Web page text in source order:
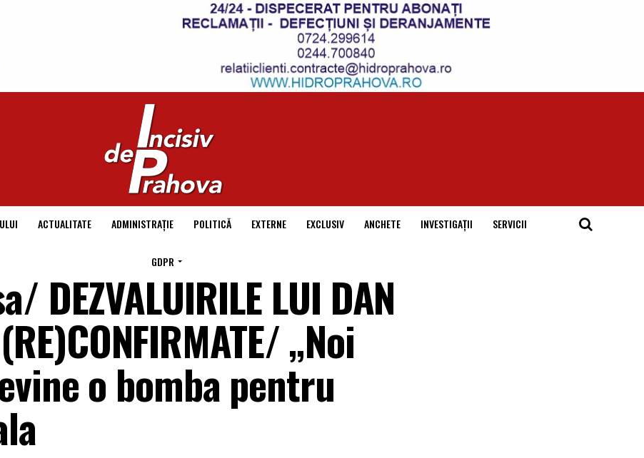
ACTUALITATE ADMINISTRAȚIE POLITICĂ EXTERNE EXCLUSIV ANCHETE INVESTIGAȚII SERVICII
GDPR
DEZVALUIRILE LUI DAN
„Noi
o bomba pentru